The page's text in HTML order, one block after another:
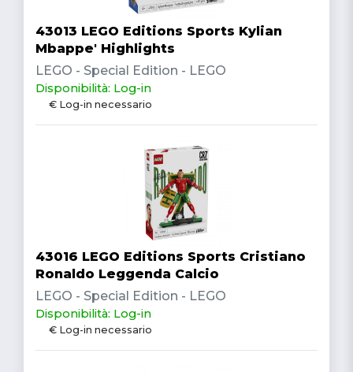
43013 LEGO Editions Sports Kylian
Mbappe' Highlights
LEGO - Special Edition - LEGO
Disponibilità: Log-in
€ Log-in necessario
43016 LEGO Editions Sports Cristiano
Ronaldo Leggenda Calcio
LEGO - Special Edition - LEGO
Disponibilità: Log-in
€ Log-in necessario